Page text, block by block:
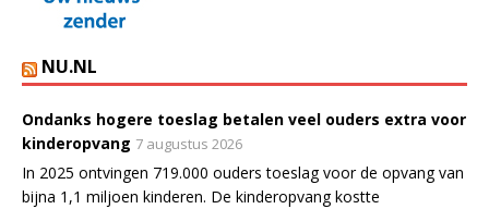
NU.NL
Ondanks hogere toeslag betalen veel ouders extra voor
kinderopvang 7 augustus 2026
In 2025 ontvingen 719.000 ouders toeslag voor de opvang van
bijna 1,1 miljoen kinderen. De kinderopvang kostte